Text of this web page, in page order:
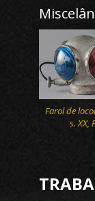
Farol de
s. XX,